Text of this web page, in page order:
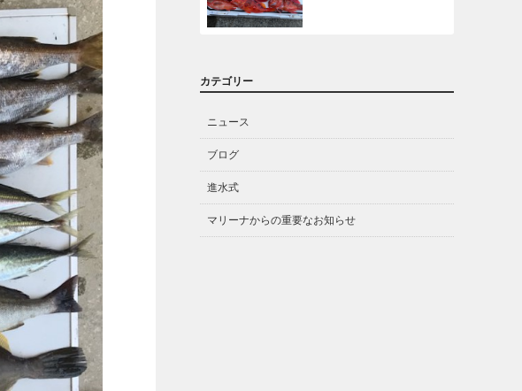
カテゴリー
ニュース
ブログ
進水式
マリーナからの重要なお知らせ